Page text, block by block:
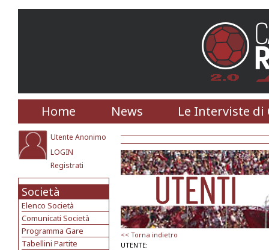
Home News Le Interviste di
Utente Anonimo
LOGIN
Registrati
Società
Elenco Società
Comunicati Società
Programma Gare
Tabellini Partite
<< Torna indietro
UTENTE: